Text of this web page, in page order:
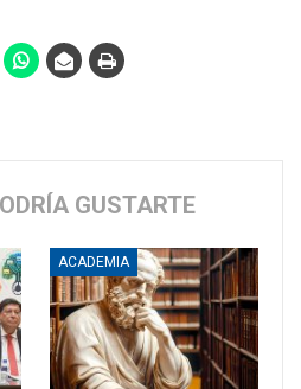
GUSTARTE
ACADEMIA